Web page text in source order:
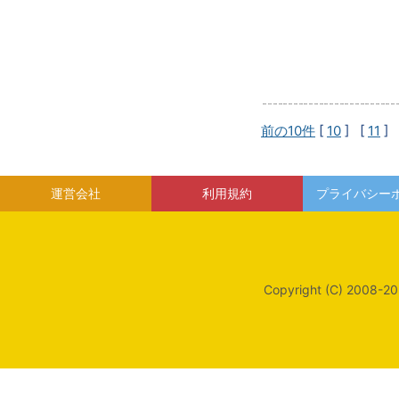
前の10件 [ 10 ] [ 11 ]
運営会社 利用規約 プライバシー
Copyright (C) 2008-